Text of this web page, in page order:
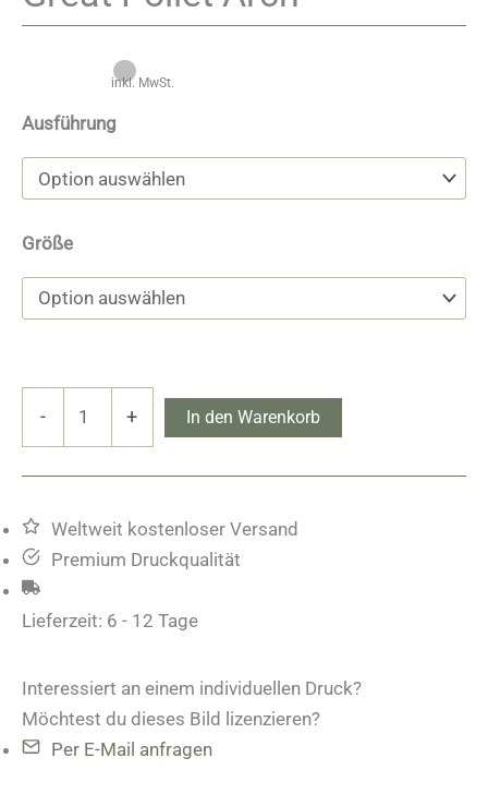
inkl. MwSt.
Ausführung
Größe
- + In den Warenkorb
Weltweit kostenloser Versand
Premium Druckqualität
Lieferzeit: 6 - 12 Tage
Interessiert an einem individuellen Druck?
Möchtest du dieses Bild lizenzieren?
Per E-Mail anfragen